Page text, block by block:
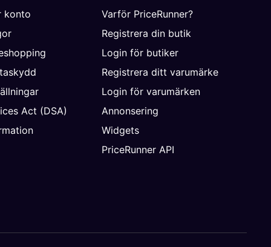
konto
Act (DSA)
Varför PriceRunner?
Registrera din butik
Login för butiker
Registrera ditt varumärke
Login för varumärken
Annonsering
Widgets
PriceRunner API